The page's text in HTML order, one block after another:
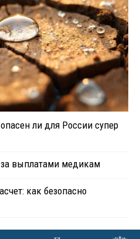
ли для России супер
выплатами медикам
как безопасно